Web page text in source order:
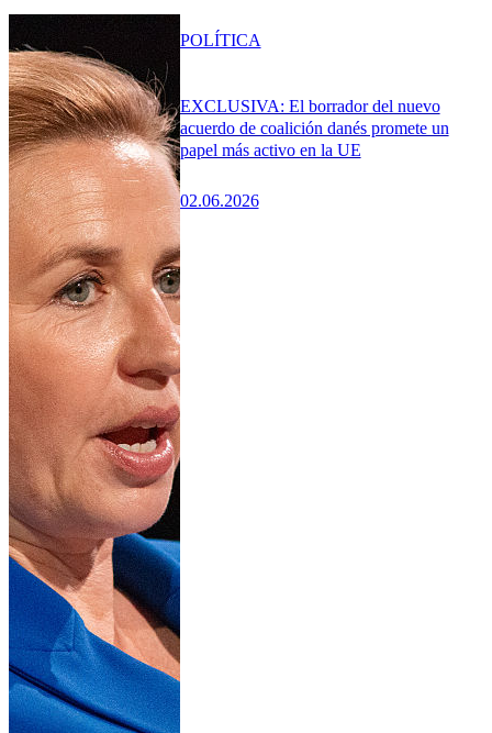
EXCLUSIVA: El borrador del nuevo
acuerdo de coalición danés promete un
papel más activo en la UE
02.06.2026
POLÍTICA